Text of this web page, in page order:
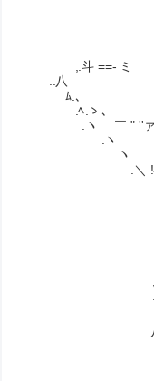
_,.
,＞ ≦､
,.イ
／::::／::r
,.斗 ==- ミ ,
..八 ｀`～
ﾑ.、 l:::::/
.ﾍ.ゝ、 !:/
.ヽ ￣ " ''ァ
.ヽ /ﾆﾆ
ヽ fﾆﾆﾆ
.＼ !ﾆﾆ
|ﾆﾆﾆﾆﾆ
lﾆﾆﾆﾆﾆﾆ
.lﾆﾆﾆﾆﾆニ
Vﾆﾆﾆﾆﾆ/.
ヽﾆニ／彡
,.zェ彡.'"ﾆﾆ
〈" ／ﾆﾆニ
γﾆﾆニ／ﾆ,
fﾆﾆﾆ, 'ニ／ﾆ
{ﾆﾆ./ニ/ﾆﾆﾆﾆ
八ﾆ\ニ/ﾆﾆﾆﾆ
ﾏ{ニfﾆﾆﾆﾆﾆ
.ﾍﾄミl_ﾆﾆﾆ
.}///＞s｡.,__